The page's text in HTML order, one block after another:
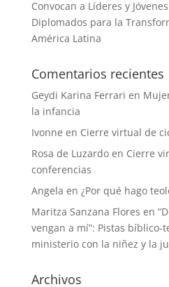
Convocan a Líderes y
Diplomados para la
América Latina
Comentarios recientes
Geydi Karina Ferrari en
la infancia
Ivonne en Cierre virtual de
Rosa de Luzardoen Cierre
conferencias
Angela en ¿Por qué hago
Maritza Sanzana Flores en
vengan a mí”: Pistas bíblico-
ministerio con la niñez y la
Archivos